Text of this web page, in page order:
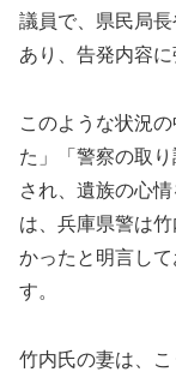
議員で、県民局
あり、告発内容
このような状況
た」「警察の取
され、遺族の心
は、兵庫県警は
かったと明言し
す。
竹内氏の妻は、